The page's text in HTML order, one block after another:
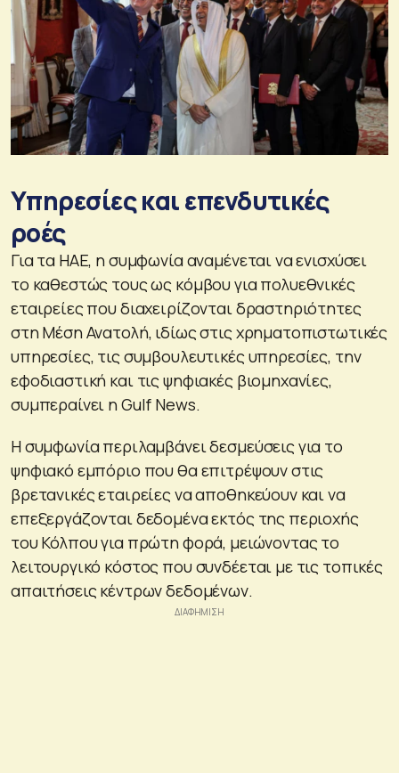
Υπηρεσίες και επενδυτικές
ροές
Για τα ΗΑΕ, η συμφωνία αναμένεται να ενισχύσει
το καθεστώς τους ως κόμβου για πολυεθνικές
εταιρείες που διαχειρίζονται δραστηριότητες
στη Μέση Ανατολή, ιδίως στις χρηματοπιστωτικές
υπηρεσίες, τις συμβουλευτικές υπηρεσίες, την
εφοδιαστική και τις ψηφιακές βιομηχανίες,
συμπεραίνει η Gulf News.
Η συμφωνία περιλαμβάνει δεσμεύσεις για το
ψηφιακό εμπόριο που θα επιτρέψουν στις
βρετανικές εταιρείες να αποθηκεύουν και να
επεξεργάζονται δεδομένα εκτός της περιοχής
του Κόλπου για πρώτη φορά, μειώνοντας το
λειτουργικό κόστος που συνδέεται με τις τοπικές
απαιτήσεις κέντρων δεδομένων.